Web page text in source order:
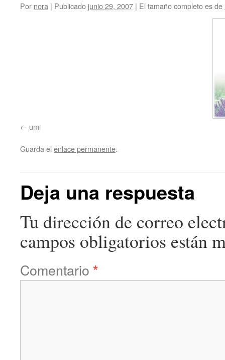
Por nora | Publicado junio 29, 2007 | El tamaño completo es de
umi
Guarda el enlace permanente.
Deja una respuesta
Tu dirección de correo
campos obligatorios están
Comentario *